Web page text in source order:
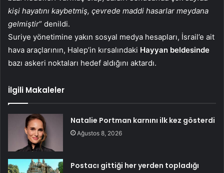
kişi hayatını kaybetmiş, çevrede maddi hasarlar meydana
gelmiştir” denildi.
Suriye yönetimine yakın sosyal medya hesapları, İsrail’e ait
hava araçlarının, Halep’in kırsalındaki Hayyan beldesinde
bazı askeri noktaları hedef aldığını aktardı.
İlgili Makaleler
Natalie Portman karnını ilk kez gösterdi
Ağustos 8, 2026
Postacı gittiği her yerden topladığı